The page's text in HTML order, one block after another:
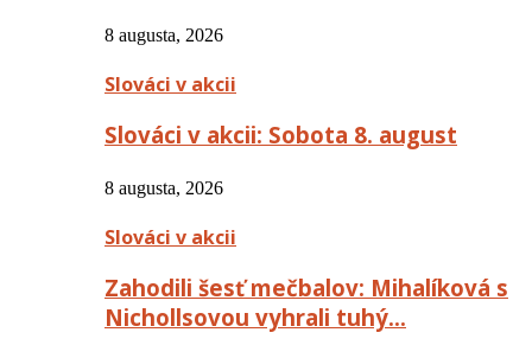
8 augusta, 2026
Slováci v akcii
Slováci v akcii: Sobota 8. august
8 augusta, 2026
Slováci v akcii
Zahodili šesť mečbalov: Mihalíková s
Nichollsovou vyhrali tuhý…